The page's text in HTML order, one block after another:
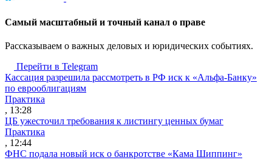
Cамый масштабный и точный канал о праве
Рассказываем о важных деловых и юридических событиях.
Перейти в Telegram
Кассация разрешила рассмотреть в РФ иск к «Альфа-Банку»
по еврооблигациям
Практика
, 13:28
ЦБ ужесточил требования к листингу ценных бумаг
Практика
, 12:44
ФНС подала новый иск о банкротстве «Кама Шиппинг»